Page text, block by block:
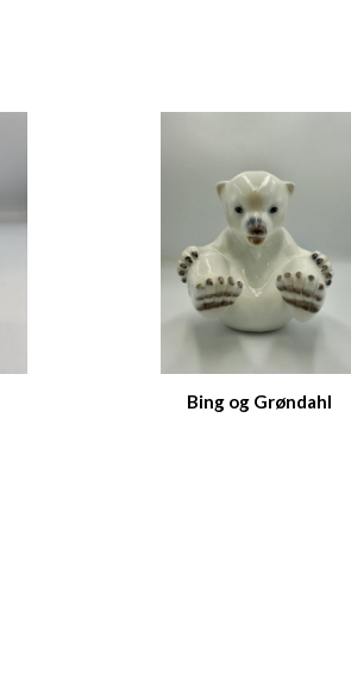
Bing og Grøndahl